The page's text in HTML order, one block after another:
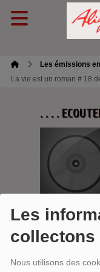
Les
collectons
Nous utilisons des
Les émissions
La vie est un roman # 18
. . . .